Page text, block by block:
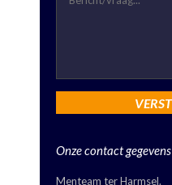
Onze contact gegevens
Menteam ter Harmsel.